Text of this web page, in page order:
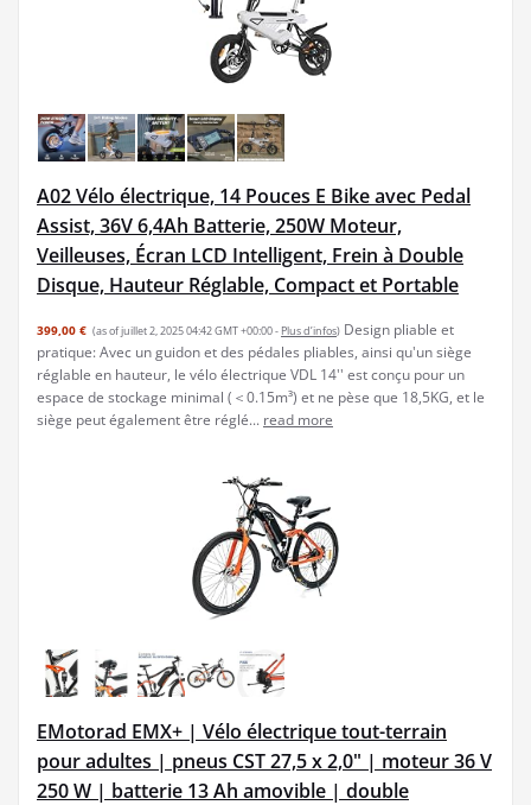
A02 Vélo électrique, 14 Pouces E Bike avec Pedal
Assist, 36V 6,4Ah Batterie, 250W Moteur,
Veilleuses, Écran LCD Intelligent, Frein à Double
Disque, Hauteur Réglable, Compact et Portable
399,00 € (as of juillet 2, 2025 04:42 GMT +00:00 - Plus d’infos) Design pliable et
pratique: Avec un guidon et des pédales pliables, ainsi qu'un siège
réglable en hauteur, le vélo électrique VDL 14'' est conçu pour un
espace de stockage minimal (＜0.15m³) et ne pèse que 18,5KG, et le
siège peut également être réglé... read more
EMotorad EMX+ | Vélo électrique tout-terrain
pour adultes | pneus CST 27,5 x 2,0" | moteur 36 V
250 W | batterie 13 Ah amovible | double